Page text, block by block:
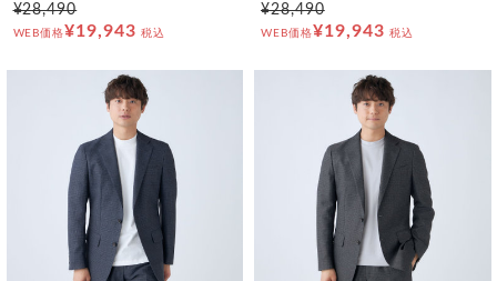
¥28,490
WEB価格¥19,943 税込
¥28,490
WEB価格¥19,943 税込